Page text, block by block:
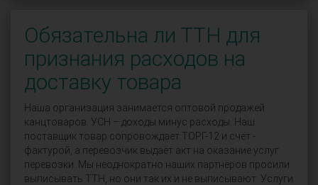
Обязательна ли ТТН для
признания расходов на
доставку товара
Наша организация занимается оптовой продажей
канцтоваров. УСН – доходы минус расходы. Наш
поставщик товар сопровождает ТОРГ-12 и счёт -
фактурой, а перевозчик выдаёт акт на оказание услуг
перевозки. Мы неоднократно наших партнёров просили
выписывать ТТН, но они так их и не выписывают. Услуги